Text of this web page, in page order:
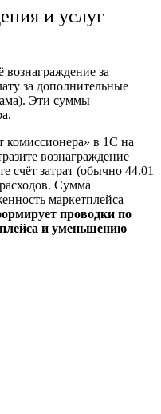
и услуг
за
за дополнительные
Эти суммы
комиссионера» в 1С на
вознаграждение
счёт затрат (обычно 44.01
Сумма
маркетплейса
проводки по
и уменьшению